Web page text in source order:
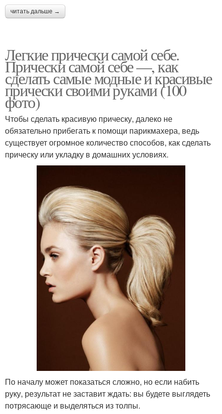
читать дальше →
Легкие прически самой себе.
Прически самой себе —, как
сделать самые модные и красивые
прически своими руками (100
фото)
Чтобы сделать красивую прическу, далеко не
обязательно прибегать к помощи парикмахера, ведь
существует огромное количество способов, как сделать
прическу или укладку в домашних условиях.
По началу может показаться сложно, но если набить
руку, результат не заставит ждать: вы будете выглядеть
потрясающе и выделяться из толпы.